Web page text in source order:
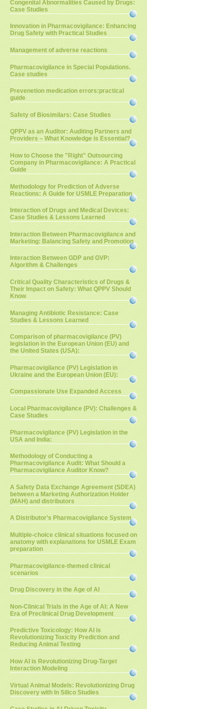
Congenital Abnormalities Caused by Drugs:
Case Studies
Innovation in Pharmacovigilance: Enhancing
Drug Safety with Practical Studies
Management of adverse reactions
Pharmacovigilance in Special Populations.
Case studies
Prevenetion medication errors:practical
guide
Safety of Biosimilars: Case Studies
QPPV as an Auditor: Auditing Partners and
Providers – What Knowledge is Essential?
How to Choose the "Right" Outsourcing
Company in Pharmacovigilance: A Practical
Guide
Methodology for Prediction of Adverse
Reactions: A Guide for USMLE Preparation
Interaction of Drugs and Medical Devices:
Case Studies & Lessons Learned
Interaction Between Pharmacovigilance and
Marketing: Balancing Safety and Promotion
Interaction Between GDP and GVP:
Algorithm & Challenges
Critical Quality Characteristics of Drugs &
Their Impact on Safety: What QPPV Should
Know
Managing Antibiotic Resistance: Case
Studies & Lessons Learned
Comparison of pharmacovigilance (PV)
legislation in the European Union (EU) and
the United States (USA):
Pharmacovigilance (PV) Legislation in
Ukraine and the European Union (EU):
Compassionate Use Expanded Access
Local Pharmacovigilance (PV): Challenges &
Case Studies
Pharmacovigilance (PV) Legislation in the
USA and India:
Methodology of Conducting a
Pharmacovigilance Audit: What Should a
Pharmacovigilance Auditor Know?
A Safety Data Exchange Agreement (SDEA)
between a Marketing Authorization Holder
(MAH) and distributors
A Distributor’s Pharmacovigilance System
Multiple-choice clinical situations focused on
anatomy with explanations for USMLE Exam
preparation
Pharmacovigilance-themed clinical
scenarios
Drug Discovery in the Age of AI
Non-Clinical Trials in the Age of AI: A New
Era of Preclinical Drug Development
Predictive Toxicology: How AI is
Revolutionizing Toxicity Prediction and
Reducing Animal Testing
How AI is Revolutionizing Drug-Target
Interaction Modeling
Virtual Animal Models: Revolutionizing Drug
Discovery with In Silico Studies